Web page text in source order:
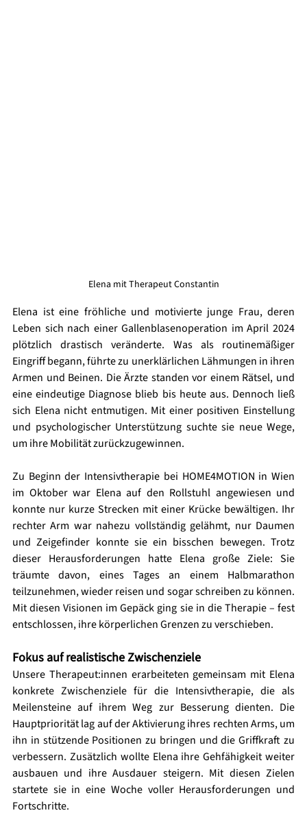
Elena mit Therapeut Constantin
Elena ist eine fröhliche und motivierte junge Frau, deren
Leben sich nach einer Gallenblasenoperation im April 2024
plötzlich drastisch veränderte. Was als routinemäßiger
Eingriff begann, führte zu unerklärlichen Lähmungen in ihren
Armen und Beinen. Die Ärzte standen vor einem Rätsel, und
eine eindeutige Diagnose blieb bis heute aus. Dennoch ließ
sich Elena nicht entmutigen. Mit einer positiven Einstellung
und psychologischer Unterstützung suchte sie neue Wege,
um ihre Mobilität zurückzugewinnen.
Zu Beginn der Intensivtherapie bei HOME4MOTION in Wien
im Oktober war Elena auf den Rollstuhl angewiesen und
konnte nur kurze Strecken mit einer Krücke bewältigen. Ihr
rechter Arm war nahezu vollständig gelähmt, nur Daumen
und Zeigefinder konnte sie ein bisschen bewegen. Trotz
dieser Herausforderungen hatte Elena große Ziele: Sie
träumte davon, eines Tages an einem Halbmarathon
teilzunehmen, wieder reisen und sogar schreiben zu können.
Mit diesen Visionen im Gepäck ging sie in die Therapie – fest
entschlossen, ihre körperlichen Grenzen zu verschieben.
Fokus auf realistische Zwischenziele
Unsere Therapeut:innen erarbeiteten gemeinsam mit Elena
konkrete Zwischenziele für die Intensivtherapie, die als
Meilensteine auf ihrem Weg zur Besserung dienten. Die
Hauptpriorität lag auf der Aktivierung ihres rechten Arms, um
ihn in stützende Positionen zu bringen und die Griffkraft zu
verbessern. Zusätzlich wollte Elena ihre Gehfähigkeit weiter
ausbauen und ihre Ausdauer steigern. Mit diesen Zielen
startete sie in eine Woche voller Herausforderungen und
Fortschritte.